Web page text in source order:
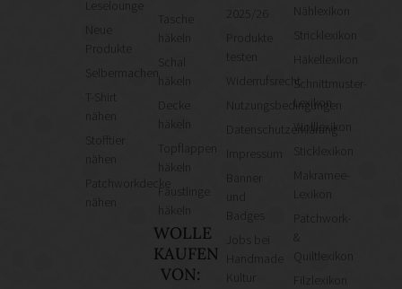
Leselounge
Neue
Produkte
Selbermachen
T-Shirt
Stofftier
Patchworkdecke
Tasche
häkeln
häkeln
Topflappen
häkeln
Fäustlinge
häkeln
WOLLE
KAUFEN
VON:
2025/26
Produkte
testen
Widerrufsrecht
Nutzungsbedingungen
Datenschutzerklärung
Kultur
Nählexikon
Stricklexikon
Häkellexikon
Schnittmuster-
Lexikon
Wolllexikon
Sticklexikon
Makramee-
Lexikon
Patchwork-
&
Quiltlexikon
Filzlexikon